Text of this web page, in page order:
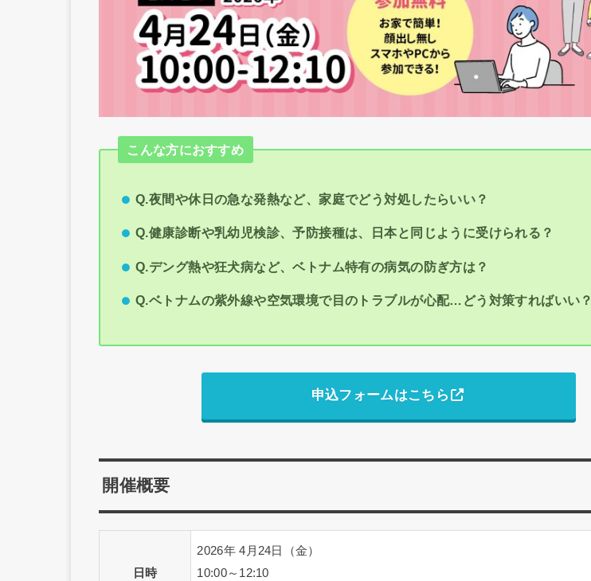
こんな方におすすめ
Q.夜間や休日の急な発熱など、家庭でどう対処したらいい？
Q.健康診断や乳幼児検診、予防接種は、日本と同じように受けられる？
Q.デング熱や狂犬病など、ベトナム特有の病気の防ぎ方は？
Q.ベトナムの紫外線や空気環境で目のトラブルが心配…どう対策すればいい？
申込フォームはこちら
開催概要
日時
2026年 4月24日（金）
10:00～12:10